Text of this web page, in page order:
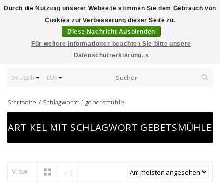
Deutsch EUR
Startseite / Schlagworte / gebetsmühle
ARTIKEL MIT SCHLAGWORT GEBETSMÜHLE
View:
Durch die Nutzung unserer Webseite stimmen Sie dem Gebrauch von
Cookies zur Verbesserung dieser Seite zu.
Diese Nachricht Ausblenden
Für weitere Informationen beachten Sie bitte unsere
Datenschutzerklärung. »